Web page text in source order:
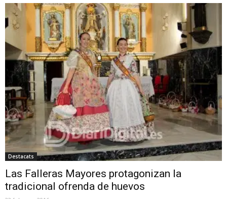
Destacats
Las Falleras Mayores protagonizan la
tradicional ofrenda de huevos